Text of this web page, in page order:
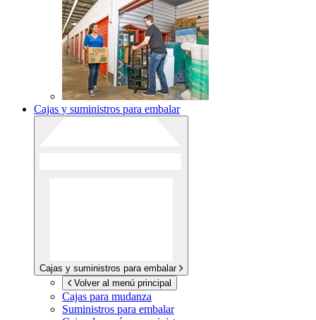
Cajas y suministros para embalar
Cajas y suministros para embalar
Volver al menú principal
Cajas para mudanza
Suministros para embalar